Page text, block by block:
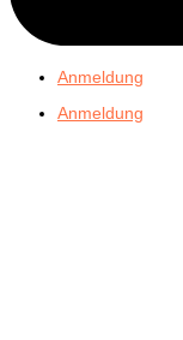
Anmeldung
Anmeldung